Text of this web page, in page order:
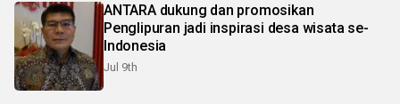
ANTARA dukung dan promosikan
Penglipuran jadi inspirasi desa wisata se-
Indonesia
Jul 9th